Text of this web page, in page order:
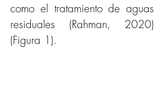
como el tratamiento de aguas
residuales (Rahman, 2020)
(Figura 1).